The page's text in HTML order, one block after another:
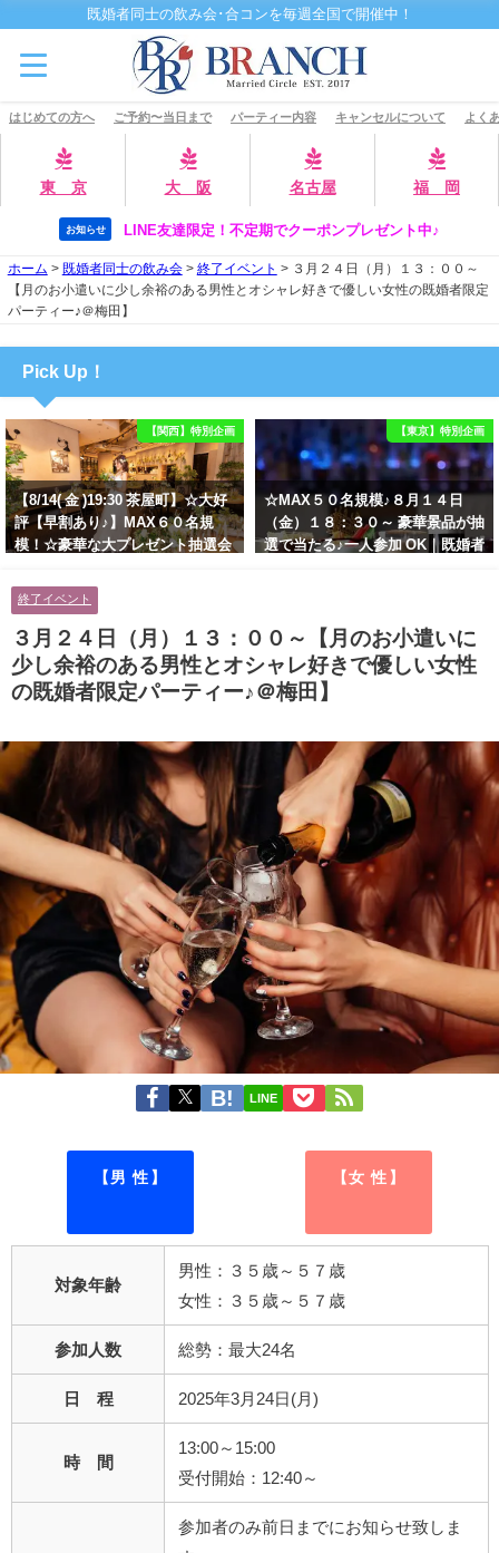
既婚者同士の飲み会･合コンを毎週全国で開催中！
はじめての方へ ご予約〜当日まで パーティー内容 キャンセルについて よく
東 京 大 阪 名古屋 福 岡
お知らせ LINE友達限定！不定期でクーポンプレゼント中♪
ホーム > 既婚者同士の飲み会> 終了イベント > ３月２４日（月）１３：００～
【月のお小遣いに少し余裕のある男性とオシャレ好きで優しい女性の既婚者限定
パーティー♪＠梅田】
Pick Up！
【関西】特別企画
【8/14( 金 )19:30 茶屋町】☆大好
評【早割あり♪】MAX６０名規
模！☆豪華な大プレゼント抽選会
男性とオシャレ好きで落ち着いた
大人女性の既婚者限定ビッグパー
ティー♪＠茶屋町】
【東京】特別企画
☆MAX５０名規模♪８月１４日
（金）１８：３０～ 豪華景品が抽
選で当たる♪一人参加 OK｜既婚者
女性の既婚者限定ビッグパーティ
ー♪＠池袋】
終了イベント
３月２４日（月）１３：００～【月のお小遣いに
少し余裕のある男性とオシャレ好きで優しい女性
の既婚者限定パーティー♪＠梅田】
LINE
【男 性】 【女 性】
対象年齢
男性：３５歳～５７歳
女性：３５歳～５７歳
参加人数 総勢：最大24名
日 程 2025年3月24日(月)
時 間
13:00～15:00
受付開始：12:40～
参加者のみ前日までにお知らせ致しま